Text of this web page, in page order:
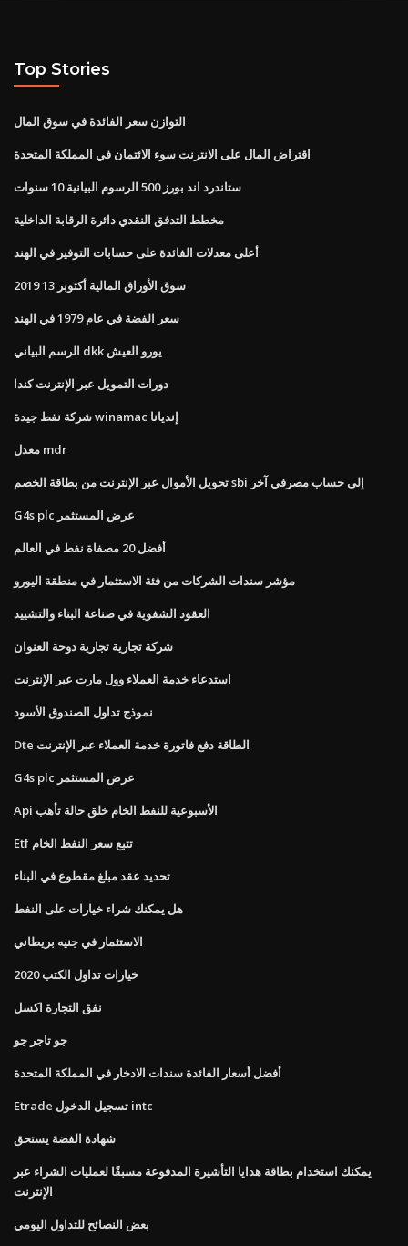
Top Stories
التوازن سعر الفائدة في سوق المال
اقتراض المال على الانترنت سوء الائتمان في المملكة المتحدة
ستاندرد اند بورز 500 الرسوم البيانية 10 سنوات
مخطط التدفق النقدي دائرة الرقابة الداخلية
أعلى معدلات الفائدة على حسابات التوفير في الهند
سوق الأوراق المالية أكتوبر 13 2019
سعر الفضة في عام 1979 في الهند
الرسم البياني dkk يورو العيش
دورات التمويل عبر الإنترنت كندا
شركة نفط جيدة winamac إنديانا
معدل mdr
تحويل الأموال عبر الإنترنت من بطاقة الخصم sbi إلى حساب مصرفي آخر
G4s plc عرض المستثمر
أفضل 20 مصفاة نفط في العالم
مؤشر سندات الشركات من فئة الاستثمار في منطقة اليورو
العقود الشفوية في صناعة البناء والتشييد
شركة تجارية تجارية دوحة العنوان
استدعاء خدمة العملاء وول مارت عبر الإنترنت
نموذج تداول الصندوق الأسود
Dte الطاقة دفع فاتورة خدمة العملاء عبر الإنترنت
G4s plc عرض المستثمر
Api الأسبوعية للنفط الخام خلق حالة تأهب
Etf تتبع سعر النفط الخام
تحديد عقد مبلغ مقطوع في البناء
هل يمكنك شراء خيارات على النفط
الاستثمار في جنيه بريطاني
خيارات تداول الكتب 2020
نفق التجارة اكسل
جو تاجر جو
أفضل أسعار الفائدة سندات الادخار في المملكة المتحدة
Etrade تسجيل الدخول intc
شهادة الفضة يستحق
يمكنك استخدام بطاقة هدايا التأشيرة المدفوعة مسبقًا لعمليات الشراء عبر
الإنترنت
بعض النصائح للتداول اليومي